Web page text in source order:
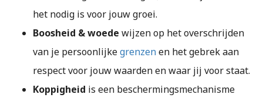
het nodig is voor jouw groei.
Boosheid & woede wijzen op het overschrijden
van je persoonlijkegrenzenen het gebrek aan
respect voor jouw waarden en waar jij voor staat.
Koppigheid is een beschermingsmechanisme